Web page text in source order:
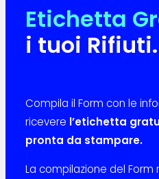
Etichetta
i tuoi Rifiuti.
Compila il Form con le
ricevere l’etichetta
pronta da stampare.
La compilazione del